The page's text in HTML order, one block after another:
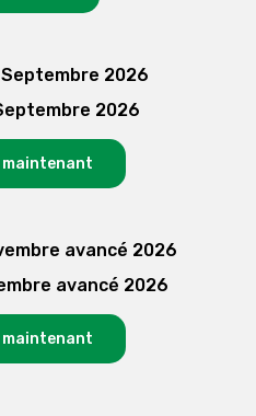
2026
maintenant
avancé 2026
maintenant